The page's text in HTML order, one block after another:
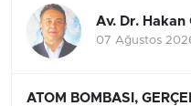
Av. Dr. Hakan
07 Ağustos
ATOM BOMBASI,